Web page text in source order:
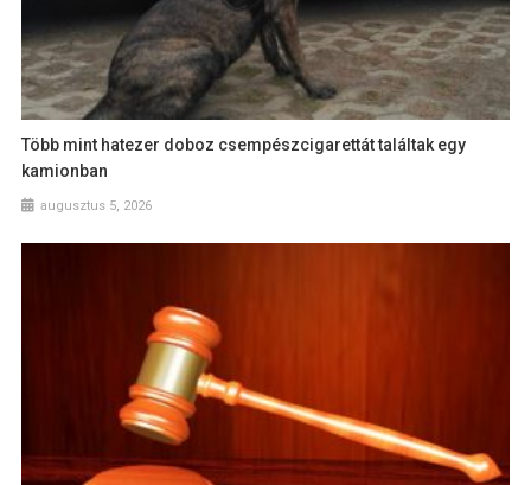
Több mint hatezer doboz csempészcigarettát találtak egy
kamionban
augusztus 5, 2026